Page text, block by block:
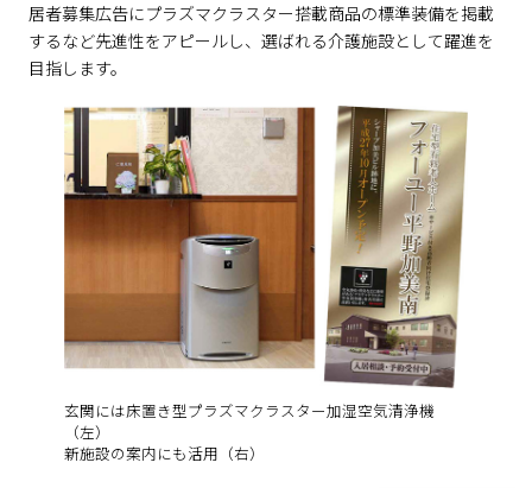
居者募集広告にプラズマクラスター搭載商品の標準装備を掲載
するなど先進性をアピールし、選ばれる介護施設として躍進を
目指します。
玄関には床置き型プラズマクラスター加湿空気清浄機
（左）
新施設の案内にも活用（右）